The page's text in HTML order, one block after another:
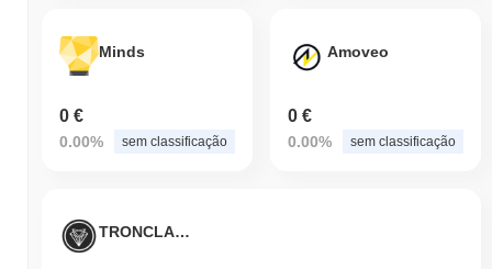
Minds
0 €
0.00% sem classificação
Amoveo
0 €
0.00% sem classificação
TRONCLASSIC